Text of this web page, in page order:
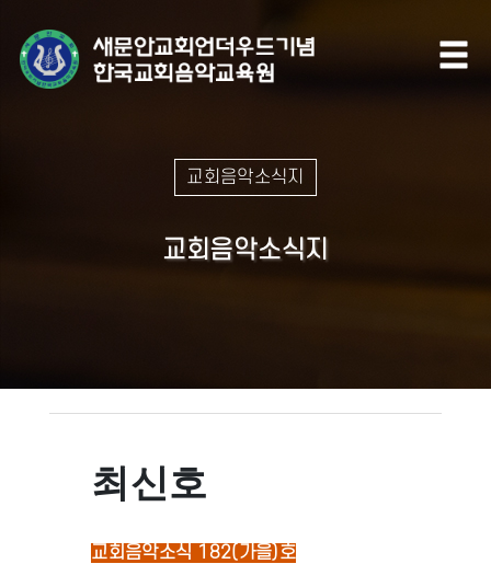
교회음악소식지
교회음악소식지
최신호
교회음악소식 182(가을)호